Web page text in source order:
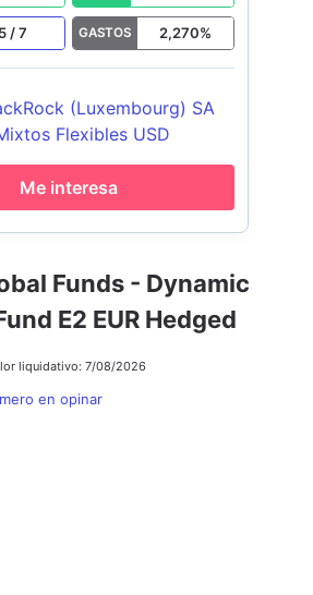
Funds - Dynamic
E2 EUR Hedged
liquidativo: 7/08/2026
en opinar
5 /7 GASTOS 2,270%
(Luxembourg) SA
Flexibles USD
Me interesa